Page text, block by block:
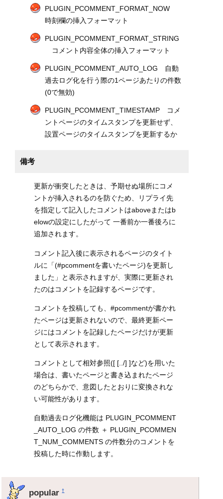
PLUGIN_PCOMMENT_FORMAT_NOW
時刻欄の挿入フォーマット
PLUGIN_PCOMMENT_FORMAT_STRING
コメント内容全体の挿入フォーマット
PLUGIN_PCOMMENT_AUTO_LOG 自動
過去ログ化を行う際の1ページあたりの件数
(0で無効)
PLUGIN_PCOMMENT_TIMESTAMP コメ
ントページのタイムスタンプを更新せず、
設置ページのタイムスタンプを更新するか
備考
更新が衝突したときは、予期せぬ場所にコメ
ントが挿入されるのを防ぐため、リプライ先
を指定して記入したコメントはaboveまたはb
elowの設定にしたがって 一番前か一番後ろに
追加されます。
コメント記入後に表示されるページのタイト
ルに「(#pcommentを書いたページ)を更新し
ました」と表示されますが、実際に更新され
たのはコメントを記録するページです。
コメントを投稿しても、#pcommentが書かれ
たページは更新されないので、最終更新ペー
ジにはコメントを記録したページだけが更新
として表示されます。
コメントとして相対参照([ [../] ]など)を用いた
場合は、書いたページと書き込まれたページ
のどちらかで、意図したとおりに変換されな
い可能性があります。
自動過去ログ化機能は PLUGIN_PCOMMENT
_AUTO_LOG の件数 ＋ PLUGIN_PCOMMEN
T_NUM_COMMENTS の件数分のコメントを
投稿した時に作動します。
popular†